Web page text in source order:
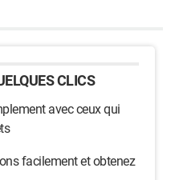
CLICS
avec ceux qui
facilement et obtenez